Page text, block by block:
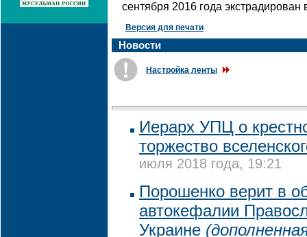
сентября 2016 года экстрадирован
Версия для печати
Новости
Настройка ленты
Иерарх УПЦ о
торжество
июля 2018 года, 19:21
Порошенко верит в
автокефалии
Украине